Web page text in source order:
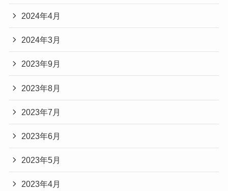
2024年4月
2024年3月
2023年9月
2023年8月
2023年7月
2023年6月
2023年5月
2023年4月